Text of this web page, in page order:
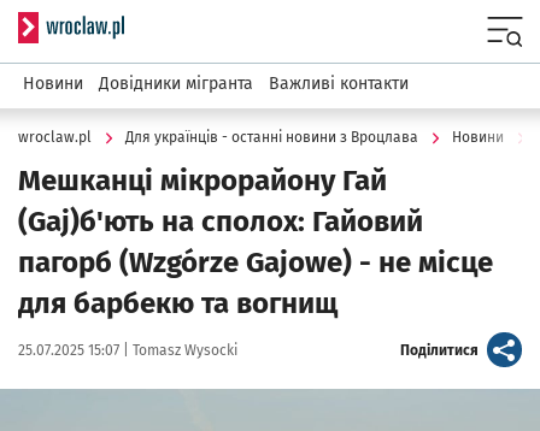
Serwis informacyjny wroclaw.pl
Новини Довідники мігранта Важливі контакти
wroclaw.pl Для українців - останні новини з Вроцлава Новини
Мешканці мікрорайону Гай
(Gaj)б'ють на сполох: Гайовий
пагорб (Wzgórze Gajowe) - не місце
для барбекю та вогнищ
Data publikacji:
25.07.2025 15:07 | Autor:
Tomasz Wysocki Поділитися artykuł